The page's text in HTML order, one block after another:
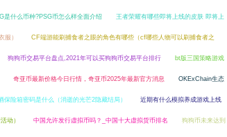
是什么币种?PSG币怎么样全面介绍 王者荣耀有哪些即将上线的皮肤 即将上
服） CF端游能刷捕食者之眼的角色有哪些（cf哪些人物可以刷捕食者之
狗狗币交易平台盘点,2021年可以买狗狗币交易平台排行 bt版三国策略游戏
奇亚币最新价格今日行情，奇亚币2025年最新官方消息 OKExChain生态
保险箱密码是什么（消逝的光芒2隐藏结局） 近期有什么模拟养成游戏上线
动） 中国允许发行虚拟币吗？_中国十大虚拟货币排名 狗狗币未来达到